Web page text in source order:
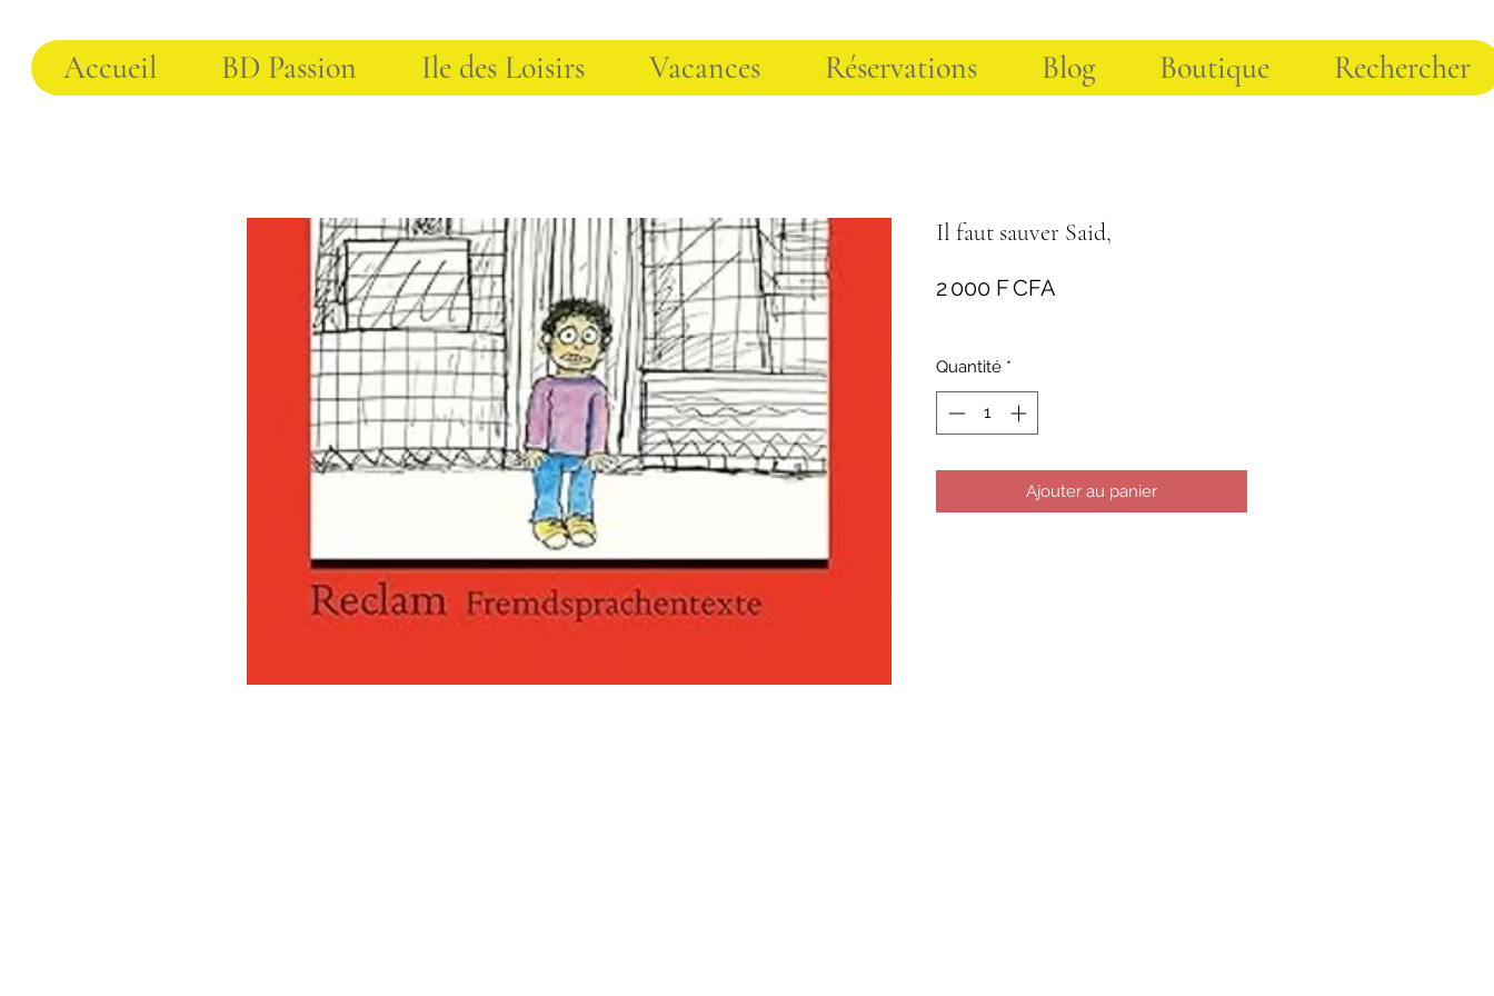
Accueil BD Passion Ile des Loisirs Vacances Réservations Blog Boutique Rechercher
Il faut sauver Said,
2 000 F CFA
Quantité *
Ajouter au panier